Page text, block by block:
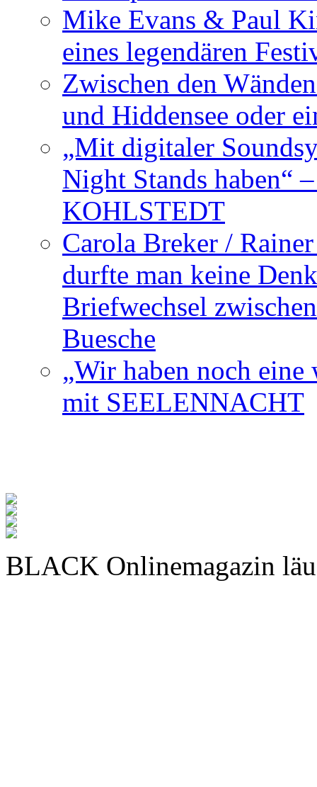
Mike Evans & Paul
eines legendären
Zwischen den
und Hiddensee oder
„Mit digitaler
Night Stands haben“
KOHLSTEDT
Carola Breker /
durfte man keine
Briefwechsel
Buesche
„Wir haben noch
mit SEELENNACHT
BLACK Onlinemagazin